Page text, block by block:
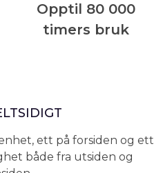
Opptil 80 000
timers bruk
ett på forsiden og ett
både fra utsiden og